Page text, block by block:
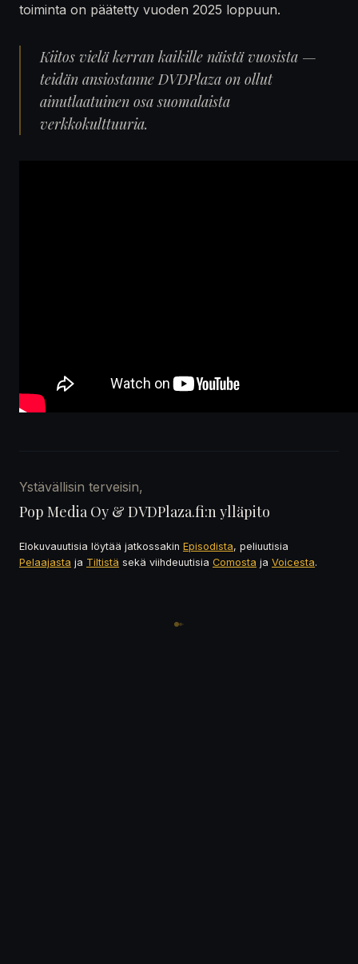
toiminta on päätetty vuoden 2025 loppuun.
Kiitos vielä kerran kaikille näistä vuosista —
teidän ansiostanne DVDPlaza on ollut
ainutlaatuinen osa suomalaista
verkkokulttuuria.
Ystävällisin terveisin,
Pop Media Oy & DVDPlaza.fi:n ylläpito
Elokuvauutisia löytää jatkossakin Episodista, peliuutisia
Pelaajasta ja Tiltistä sekä viihdeuutisia Comosta ja Voicesta.